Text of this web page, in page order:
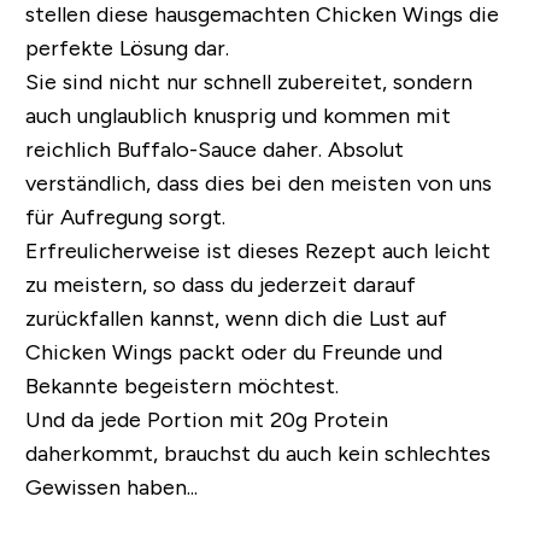
stellen diese hausgemachten Chicken Wings die
perfekte Lösung dar.
Sie sind nicht nur schnell zubereitet, sondern
auch unglaublich knusprig und kommen mit
reichlich Buffalo-Sauce daher. Absolut
verständlich, dass dies bei den meisten von uns
für Aufregung sorgt.
Erfreulicherweise ist dieses Rezept auch leicht
zu meistern, so dass du jederzeit darauf
zurückfallen kannst, wenn dich die Lust auf
Chicken Wings packt oder du Freunde und
Bekannte begeistern möchtest.
Und da jede Portion mit 20g Protein
daherkommt, brauchst du auch kein schlechtes
Gewissen haben...